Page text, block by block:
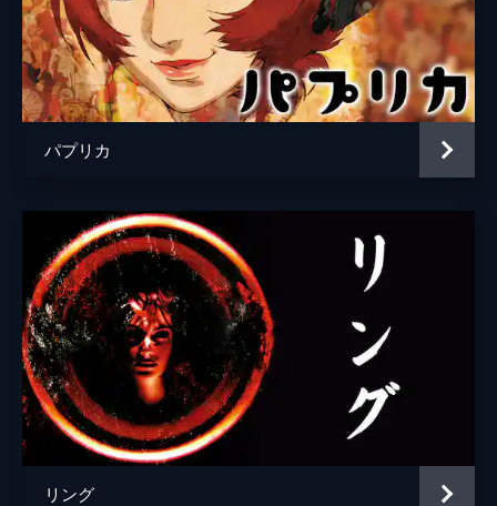
パプリカ
リング